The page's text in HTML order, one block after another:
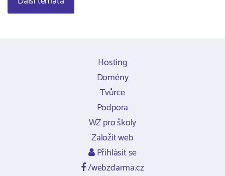
Hosting
Domény
Tvůrce
Podpora
WZ pro školy
Založit web
Přihlásit se
/webzdarma.cz